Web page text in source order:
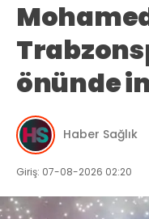
önünde
Haber Sağlık
Giriş: 07-08-2026 02:20